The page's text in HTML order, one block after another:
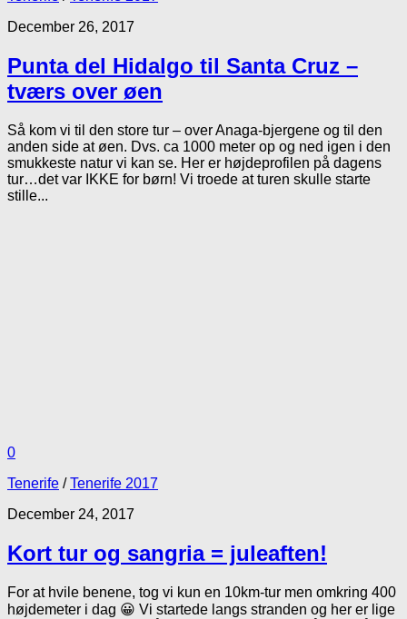
December 26, 2017
Punta del Hidalgo til Santa Cruz –
tværs over øen
Så kom vi til den store tur – over Anaga-bjergene og til den
anden side at øen. Dvs. ca 1000 meter op og ned igen i den
smukkeste natur vi kan se. Her er højdeprofilen på dagens
tur…det var IKKE for børn! Vi troede at turen skulle starte
stille...
0
Tenerife /Tenerife 2017
December 24, 2017
Kort tur og sangria = juleaften!
For at hvile benene, tog vi kun en 10km-tur men omkring 400
højdemeter i dag 😀 Vi startede langs stranden og her er lige